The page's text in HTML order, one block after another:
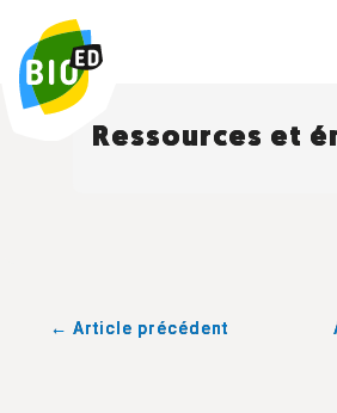
Ressources et
← Article précédent